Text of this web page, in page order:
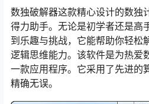
数独破解器这款精心设计的数独
得力助手。无论是初学者还是高
到乐趣与挑战，它能帮助你轻松
逻辑思维能力。该软件是为热爱
一款应用程序。它采用了先进的
精确无误。